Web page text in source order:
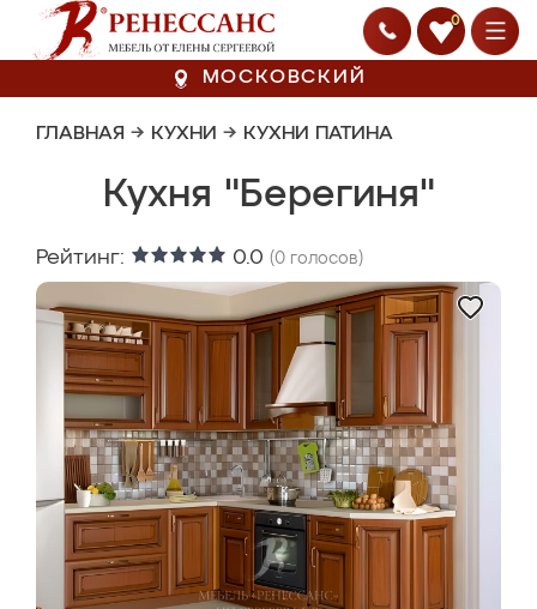
0
МОСКОВСКИЙ
ГЛАВНАЯ → КУХНИ → КУХНИ ПАТИНА
Кухня "Берегиня"
Рейтинг: 0.0 (0 голосов)